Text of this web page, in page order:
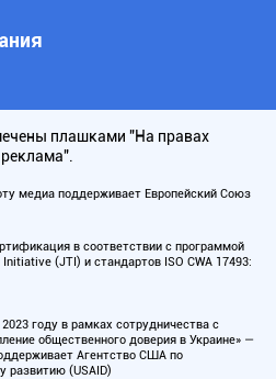
плашками "На правах
медиа поддерживает Европейский Союз
в соответствии с программой
(JTI) и стандартов ISO CWA 17493:
году в рамках сотрудничества с
общественного доверия в Украине» —
Агентство США по
развитию (USAID)